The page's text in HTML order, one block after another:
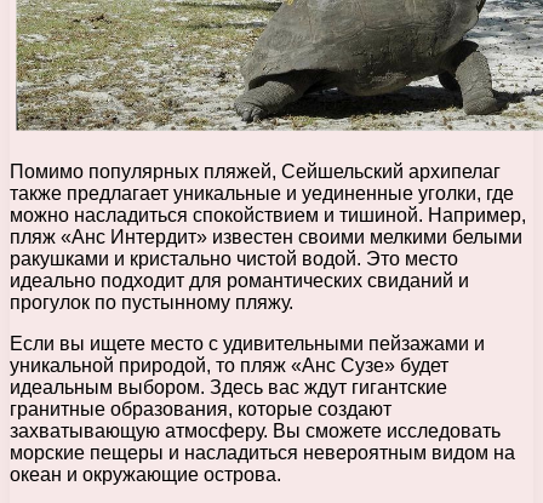
Помимо популярных пляжей, Сейшельский архипелаг
также предлагает уникальные и уединенные уголки, где
можно насладиться спокойствием и тишиной. Например,
пляж «Анс Интердит» известен своими мелкими белыми
ракушками и кристально чистой водой. Это место
идеально подходит для романтических свиданий и
прогулок по пустынному пляжу.
Если вы ищете место с удивительными пейзажами и
уникальной природой, то пляж «Анс Сузе» будет
идеальным выбором. Здесь вас ждут гигантские
гранитные образования, которые создают
захватывающую атмосферу. Вы сможете исследовать
морские пещеры и насладиться невероятным видом на
океан и окружающие острова.